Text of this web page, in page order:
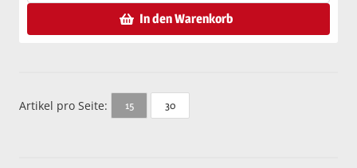
In den Warenkorb
Artikel pro Seite: 15 30